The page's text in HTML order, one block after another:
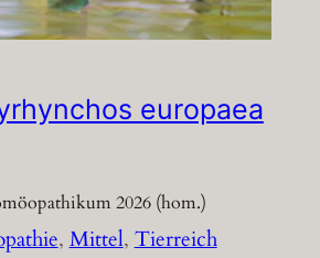
europaea
2026 (hom.)
, Mittel, Tierreich